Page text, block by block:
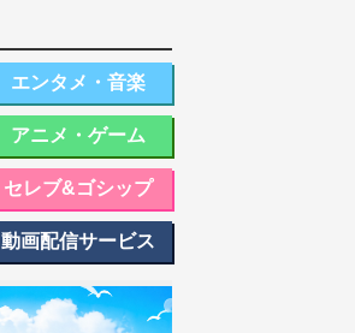
エンタメ・音楽
アニメ・ゲーム
セレブ&ゴシップ
動画配信サービス